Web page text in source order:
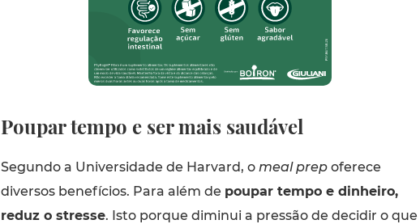
Poupar tempo e ser mais saudável
Segundo a Universidade de Harvard, o meal prepoferece
diversos benefícios. Para além de poupar tempo e dinheiro,
reduz o stresse. Isto porque diminui a pressão de decidir o que